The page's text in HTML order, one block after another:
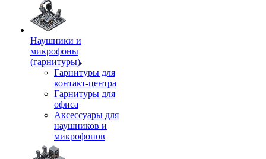
Наушники и
микрофоны
(гарнитуры)
Гарнитуры для
контакт-центра
Гарнитуры для
офиса
Аксессуары для
наушников и
микрофонов